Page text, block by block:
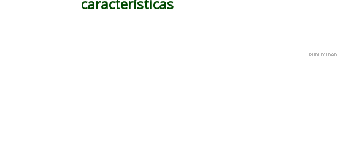
características